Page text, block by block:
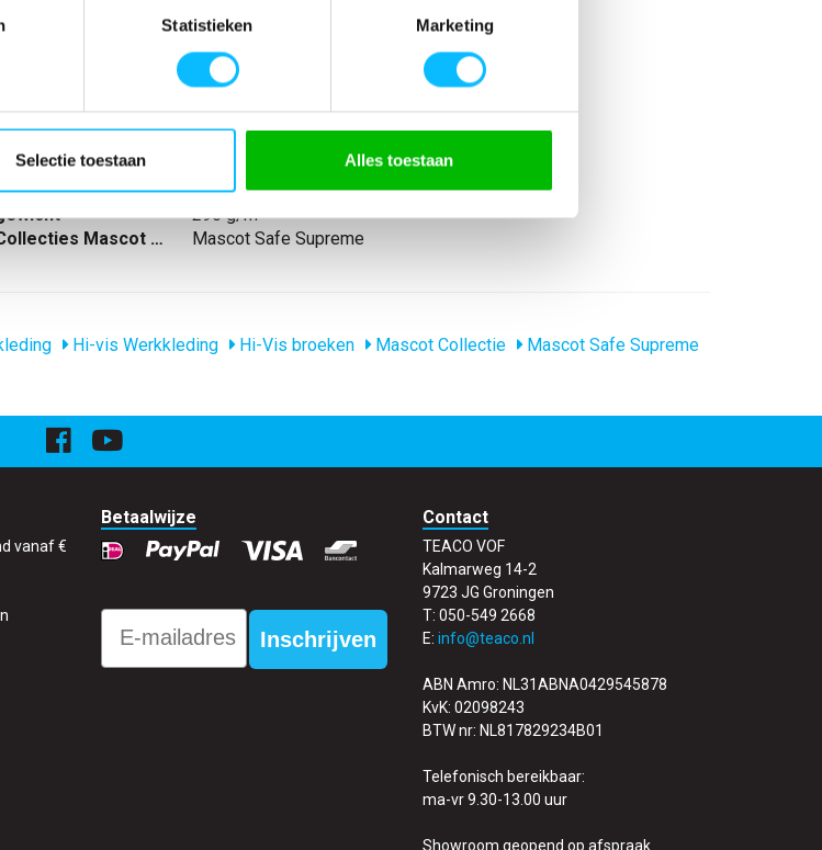
Statistieken Marketing
Selectie toestaan Alles toestaan
Mascot
EN ISO 20471
Polyester Katoen
Reflecterend
Normering
1-5 werkdagen
290 g/m
Collecties Mascot Safe
Mascot Safe Supreme
Hi-vis Werkkleding Hi-Vis broeken Mascot Collectie
Mascot Safe Supreme
vanaf €
Betaalwijze
Email
Inschrijven
Contact
TEACO VOF
Kalmarweg 14-2
9723 JG Groningen
T: 050-549 2668
E: info@teaco.nl
ABN Amro: NL31ABNA0429545878
KvK: 02098243
BTW nr: NL817829234B01
Telefonisch bereikbaar:
ma-vr 9.30-13.00 uur
Showroom geopend op afspraak